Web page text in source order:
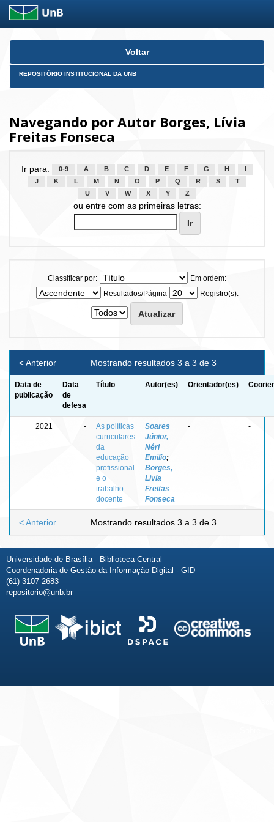
Skip
Voltar
REPOSITÓRIO INSTITUCIONAL DA UNB
Navegando por Autor Borges, Lívia
Freitas Fonseca
Ir para: 0-9 A B C D E F G H
J
K L M N O P Q R S
T
U
V W X Y Z
ou entre com as primeiras letras:
Classificar por:
Em ordem:
Resultados/Página
Registro(s):
Mostrando resultados 3 a 3 de 3
< Anterior
Data de
publicação
Data
de
defesa
Título Autor(es) Orientador(es)
2021 -
As políticas
curriculares
da
educação
profissional
e o
trabalho
docente
Soares
Júnior,
Néri
Emílio;
Borges,
Lívia
Freitas
Fonseca
- -
Mostrando resultados 3 a 3 de 3
< Anterior
Universidade de Brasília - Biblioteca Central
Coordenadoria de Gestão da Informação Digital - GID
(61) 3107-2683
repositorio@unb.br